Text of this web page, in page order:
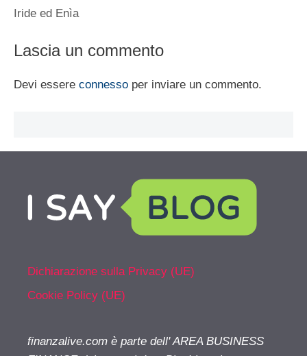
Iride ed Enìa
Lascia un commento
Devi essere connesso per inviare un commento.
Dichiarazione sulla Privacy (UE)
Cookie Policy (UE)
finanzalive.com è parte dell' AREA BUSINESS